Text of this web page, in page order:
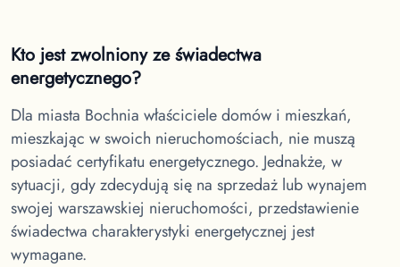
Kto jest zwolniony ze świadectwa
energetycznego?
Dla miasta Bochnia właściciele domów i mieszkań,
mieszkając w swoich nieruchomościach, nie muszą
posiadać certyfikatu energetycznego. Jednakże, w
sytuacji, gdy zdecydują się na sprzedaż lub wynajem
swojej warszawskiej nieruchomości, przedstawienie
świadectwa charakterystyki energetycznej jest
wymagane.